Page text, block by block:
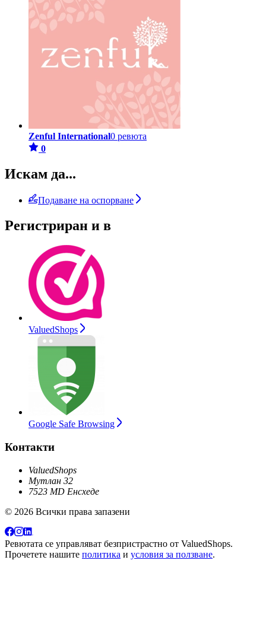
Zenful International0 ревюта
0
Искам да...
Подаване на оспорване
Регистриран и в
ValuedShops
Google Safe Browsing
Контакти
ValuedShops
Мутлан 32
7523 MD Енсхеде
© 2026 Всички права запазени
Ревютата се управляват безпристрастно от ValuedShops.
Прочетете нашите политика и условия за ползване.